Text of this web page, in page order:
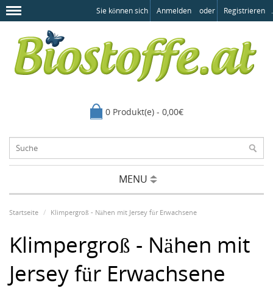
Sie können sich Anmelden oder Registrieren .
0 Produkt(e) - 0,00€
MENU
Startseite Klimpergroß - Nähen mit Jersey für Erwachsene
Klimpergroß - Nähen mit
Jersey für Erwachsene